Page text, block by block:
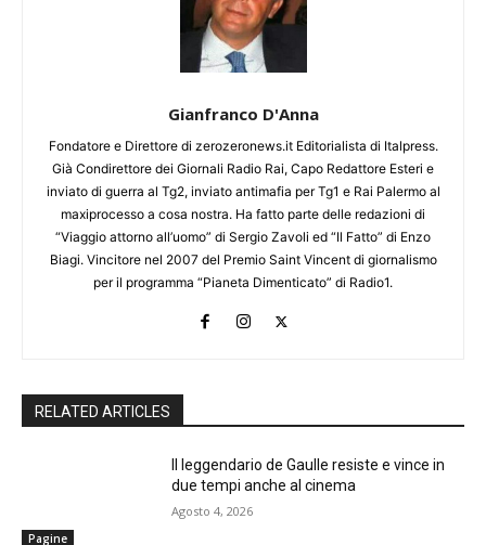
Gianfranco D'Anna
Fondatore e Direttore di zerozeronews.it Editorialista di Italpress.
Già Condirettore dei Giornali Radio Rai, Capo Redattore Esteri e
inviato di guerra al Tg2, inviato antimafia per Tg1 e Rai Palermo al
maxiprocesso a cosa nostra. Ha fatto parte delle redazioni di
“Viaggio attorno all’uomo” di Sergio Zavoli ed “Il Fatto” di Enzo
Biagi. Vincitore nel 2007 del Premio Saint Vincent di giornalismo
per il programma “Pianeta Dimenticato” di Radio1.
RELATED ARTICLES
Pagine
Il leggendario de Gaulle resiste e vince in
due tempi anche al cinema
Agosto 4, 2026